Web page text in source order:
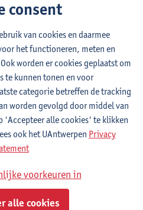
Kempen, vijftig kilometer ten
Het waren beroerde tijden,
wilden binnen
veilig refugehuis: wanneer
konden ze daar naar
de abdijgemeenschap van
zoeken. Wel brachten
en archiefdocumenten
Frankrijk het land bedreigde.
gediend als een luxueus
van een van de grootste
man van aanzien. Hij kwam
consent
van cookies en daarmee
het functioneren, meten en
worden er cookies geplaatst om
te kunnen tonen en voor
categorie betreffen de tracking
worden gevolgd door middel van
'Accepteer alle cookies' te klikken
ook het UAntwerpen Privacy
voorkeuren in
alle cookies